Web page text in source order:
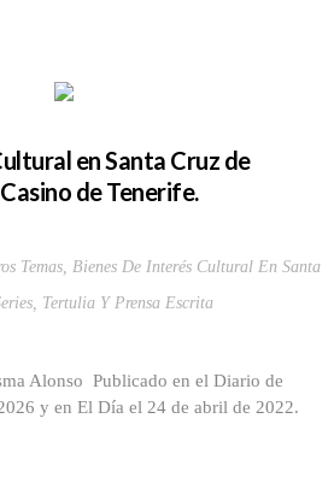
en Santa Cruz de
de Tenerife.
Temas, Bienes De Interés Cultural En Santa
, Tertulia Y Prensa Escrita
Alonso Publicado en el Diario de
y en El Día el 24 de abril de 2022.